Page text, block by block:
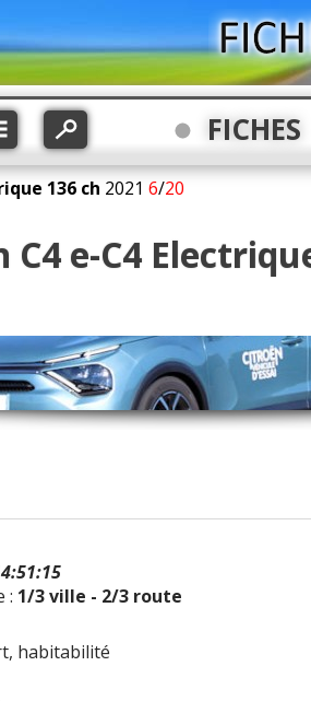
FICHES
136 ch 2021 6/20
e-C4
: 1/3 ville - 2/3 route
habitabilité